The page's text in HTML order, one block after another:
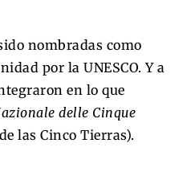
nombradas como
por la UNESCO. Y a
en lo que
delle Cinque
las Cinco Tierras).